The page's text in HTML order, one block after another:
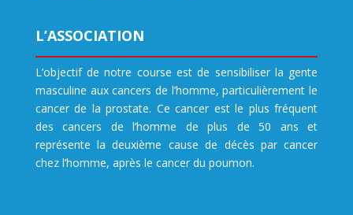
L’ASSOCIATION
L’objectif de notre course est de sensibiliser la gente
masculine aux cancers de l’homme, particulièrement le
cancer de la prostate. Ce cancer est le plus fréquent
des cancers de l’homme de plus de 50 ans et
représente la deuxième cause de décès par cancer
chez l’homme, après le cancer du poumon.